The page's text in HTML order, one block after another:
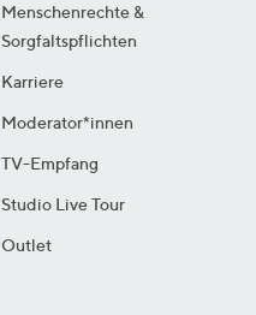
Menschenrechte &
Sorgfaltspflichten
Karriere
Moderator*innen
TV-Empfang
Studio Live Tour
Outlet